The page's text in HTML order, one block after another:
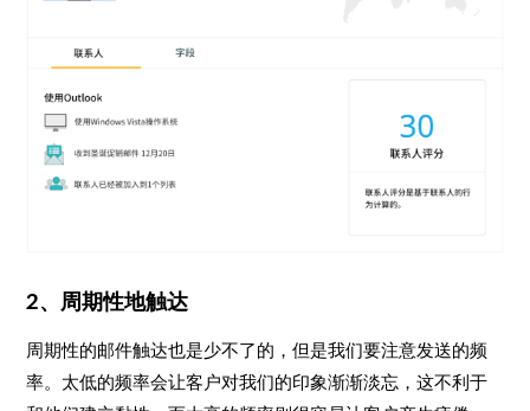
​2、周期性地触达
周期性的邮件触达也是少不了的，但是我们要注意发送的频
率。太低的频率会让客户对我们的印象渐渐淡忘，这不利于